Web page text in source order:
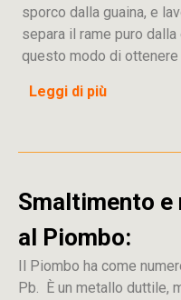
sporco dalla guaina, e
separa il rame puro
questo modo di ottenere
Leggi di più
Smaltimento
al Piombo:
Il Piombo ha come
Pb. È un metallo duttile,